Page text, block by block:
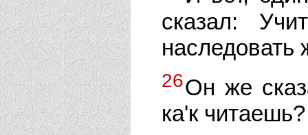
сказал:
наследовать
26Он же
ка'к читаешь?